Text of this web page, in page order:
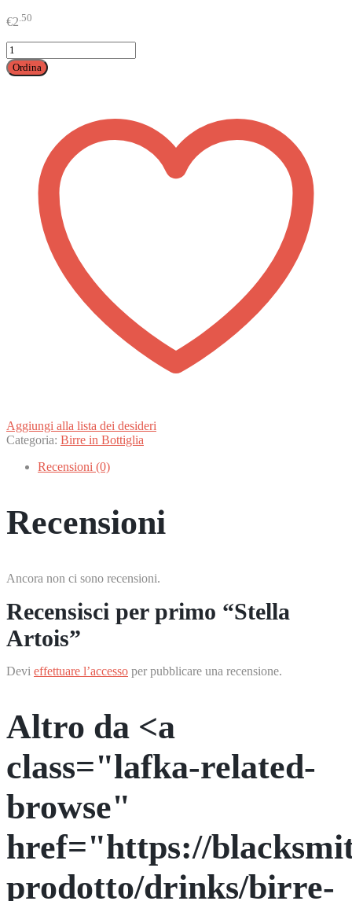
€2 .50
Stella
Artois
quantità
Ordina
Aggiungi alla lista dei desideri
Categoria: Birre in Bottiglia
Recensioni (0)
Recensioni
Ancora non ci sono recensioni.
Recensisci per primo “Stella
Artois”
Devi effettuare l’accesso per pubblicare una recensione.
Altro da <a
class="lafka-related-
browse"
href="https://
prodotto/drinks/birre-